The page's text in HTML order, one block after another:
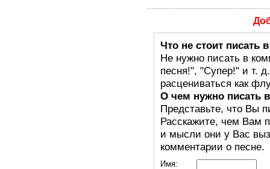
Что не стоит писать
Не нужно писать в
песня!", "Супер!" и т.
расцениваться как
О чем нужно писать
Представьте, что Вы
Расскажите, чем Вам
и мысли они у Вас
комментарии о песне.
Имя: